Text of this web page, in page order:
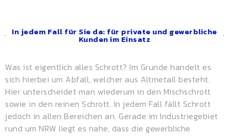
In jedem Fall für Sie da: für private und gewerbliche
Kunden im Einsatz
Was ist eigentlich alles Schrott? Im Grunde handelt es
sich hierbei um Abfall, welcher aus Altmetall besteht.
Hier unterscheidet man wiederum in den Mischschrott
sowie in den reinen Schrott. In jedem Fall fällt Schrott
jedoch in allen Bereichen an. Gerade im Industriegebiet
rund um NRW liegt es nahe, dass die gewerbliche